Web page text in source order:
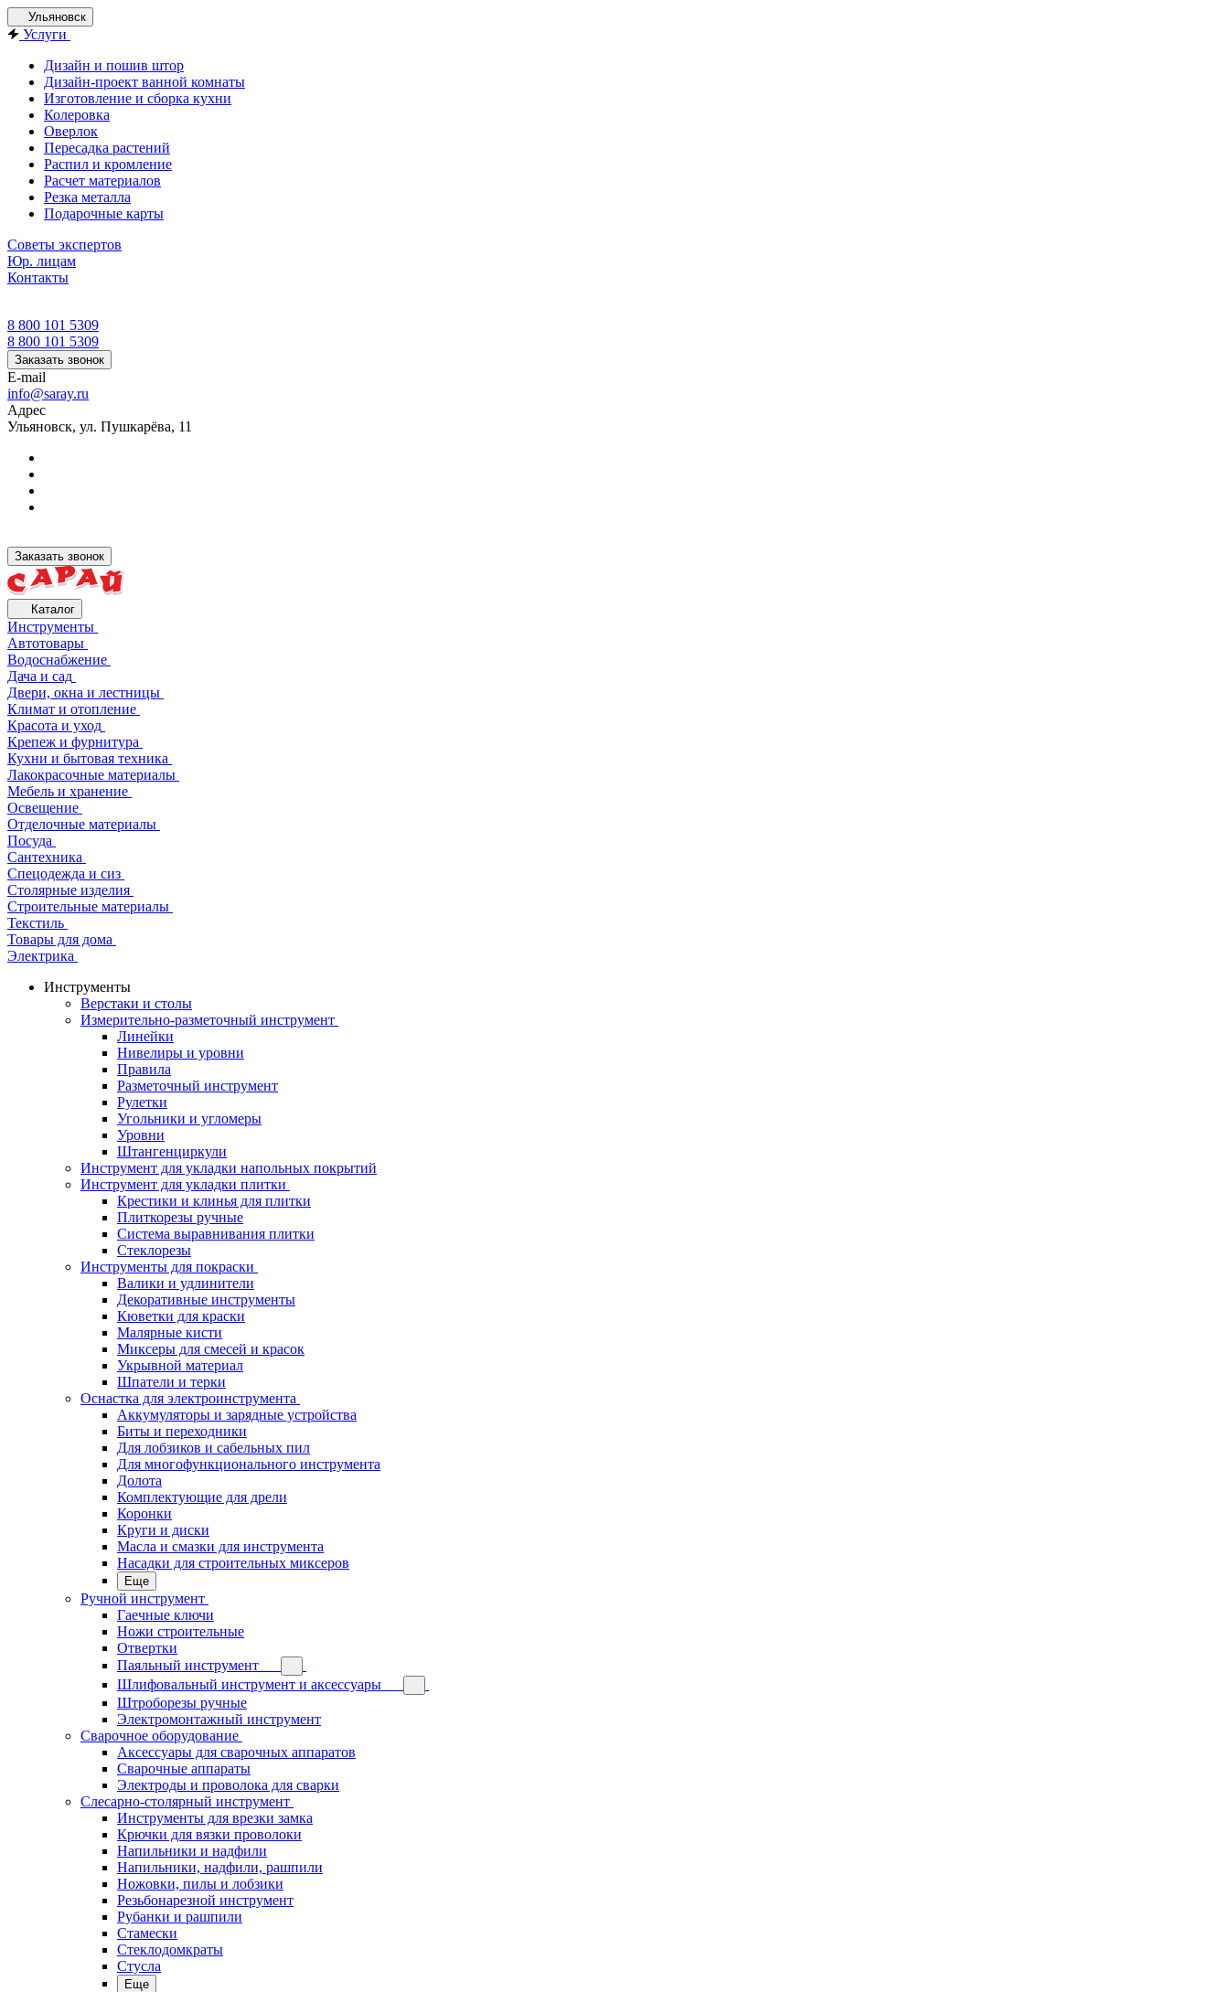
Ульяновск
Услуги
Дизайн и пошив штор
Дизайн-проект ванной комнаты
Изготовление и сборка кухни
Колеровка
Оверлок
Пересадка растений
Распил и кромление
Расчет материалов
Резка металла
Подарочные карты
Советы экспертов
Юр. лицам
Контакты
8 800 101 5309
8 800 101 5309
Заказать звонок
E-mail
info@saray.ru
Адрес
Ульяновск, ул. Пушкарёва, 11
Заказать звонок
Каталог
Инструменты
Автотовары
Водоснабжение
Дача и сад
Двери, окна и лестницы
Климат и отопление
Красота и уход
Крепеж и фурнитура
Кухни и бытовая техника
Лакокрасочные материалы
Мебель и хранение
Освещение
Отделочные материалы
Посуда
Сантехника
Спецодежда и сиз
Столярные изделия
Строительные материалы
Текстиль
Товары для дома
Электрика
Инструменты
Верстаки и столы
Измерительно-разметочный инструмент
Линейки
Нивелиры и уровни
Правила
Разметочный инструмент
Рулетки
Угольники и угломеры
Уровни
Штангенциркули
Инструмент для укладки напольных покрытий
Инструмент для укладки плитки
Крестики и клинья для плитки
Плиткорезы ручные
Система выравнивания плитки
Стеклорезы
Инструменты для покраски
Валики и удлинители
Декоративные инструменты
Кюветки для краски
Малярные кисти
Миксеры для смесей и красок
Укрывной материал
Шпатели и терки
Оснастка для электроинструмента
Аккумуляторы и зарядные устройства
Биты и переходники
Для лобзиков и сабельных пил
Для многофункционального инструмента
Долота
Комплектующие для дрели
Коронки
Круги и диски
Масла и смазки для инструмента
Насадки для строительных миксеров
Еще
Ручной инструмент
Гаечные ключи
Ножи строительные
Отвертки
Паяльный инструмент
Шлифовальный инструмент и аксессуары
Штроборезы ручные
Электромонтажный инструмент
Сварочное оборудование
Аксессуары для сварочных аппаратов
Сварочные аппараты
Электроды и проволока для сварки
Слесарно-столярный инструмент
Инструменты для врезки замка
Крючки для вязки проволоки
Напильники и надфили
Напильники, надфили, рашпили
Ножовки, пилы и лобзики
Резьбонарезной инструмент
Рубанки и рашпили
Стамески
Стеклодомкраты
Стусла
Еще